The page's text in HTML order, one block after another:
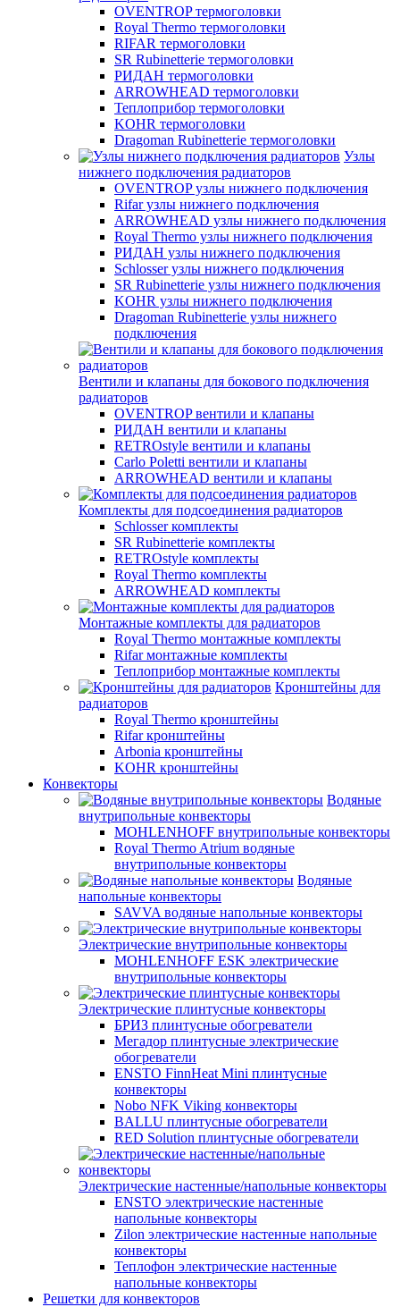
OVENTROP термоголовки
Royal Thermo термоголовки
RIFAR термоголовки
SR Rubinetterie термоголовки
РИДАН термоголовки
ARROWHEAD термоголовки
Теплоприбор термоголовки
KOHR термоголовки
Dragoman Rubinetterie термоголовки
Узлы
нижнего подключения радиаторов
OVENTROP узлы нижнего подключения
Rifar узлы нижнего подключения
ARROWHEAD узлы нижнего подключения
Royal Thermo узлы нижнего подключения
РИДАН узлы нижнего подключения
Schlosser узлы нижнего подключения
SR Rubinetterie узлы нижнего подключения
KOHR узлы нижнего подключения
Dragoman Rubinetterie узлы нижнего
подключения
Вентили и клапаны для бокового подключения
радиаторов
OVENTROP вентили и клапаны
РИДАН вентили и клапаны
RETROstyle вентили и клапаны
Carlo Poletti вентили и клапаны
ARROWHEAD вентили и клапаны
Комплекты для подсоединения радиаторов
Schlosser комплекты
SR Rubinetterie комплекты
RETROstyle комплекты
Royal Thermo комплекты
ARROWHEAD комплекты
Монтажные комплекты для радиаторов
Royal Thermo монтажные комплекты
Rifar монтажные комплекты
Теплоприбор монтажные комплекты
Кронштейны для
радиаторов
Royal Thermo кронштейны
Rifar кронштейны
Arbonia кронштейны
KOHR кронштейны
Конвекторы
Водяные
внутрипольные конвекторы
MOHLENHOFF внутрипольные конвекторы
Royal Thermo Atrium водяные
внутрипольные конвекторы
Водяные
напольные конвекторы
SAVVA водяные напольные конвекторы
Электрические внутрипольные конвекторы
MOHLENHOFF ESK электрические
внутрипольные конвекторы
Электрические плинтусные конвекторы
БРИЗ плинтусные обогреватели
Мегадор плинтусные электрические
обогреватели
ENSTO FinnHeat Mini плинтусные
конвекторы
Nobo NFK Viking конвекторы
BALLU плинтусные обогреватели
RED Solution плинтусные обогреватели
Электрические настенные/напольные конвекторы
ENSTO электрические настенные
напольные конвекторы
Zilon электрические настенные напольные
конвекторы
Теплофон электрические настенные
напольные конвекторы
Решетки для конвекторов